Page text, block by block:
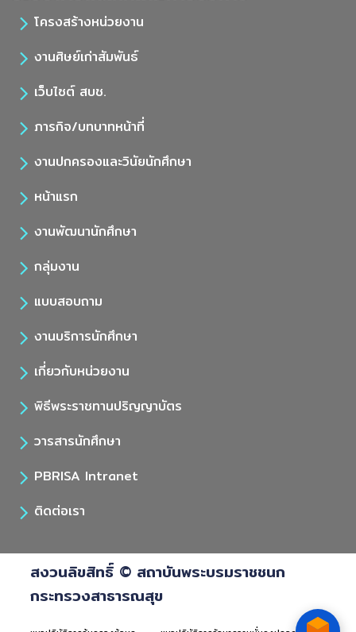
โครงสร้างหน่วยงาน
งานศิษย์เก่าสัมพันธ์
เว็บไซต์ สบช.
ภารกิจ/บทบาทหน้าที่
งานปกครองและวินัยนักศึกษา
หน้าแรก
งานพัฒนานักศึกษา
กลุ่มงาน
แบบสอบถาม
งานบริการนักศึกษา
เกี่ยวกับหน่วยงาน
พิธีพระราชทานปริญญาบัตร
วารสารนักศึกษา
PBRISA Intranet
ติดต่อเรา
สงวนลิขสิทธิ์ © สถาบันพระบรมราชชนก
กระทรวงสาธารณสุข